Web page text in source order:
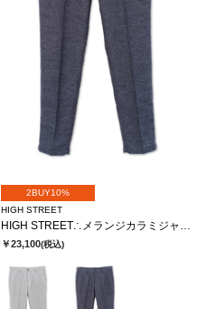
2BUY10%
HIGH STREET
HIGH STREET∴メランジカラミジャージイージーPT
￥23,100(税込)